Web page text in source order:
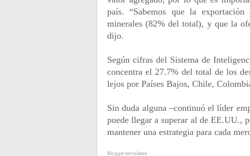
país. “Sabemos que la
minerales (82% del total), y que la
dijo.
Según cifras del Sistema de
concentra el 27.7% del total de los
lejos por Países Bajos, Chile,
Sin duda alguna –continuó el líder
puede llegar a superar al de EE.UU.,
mantener una estrategia para cada
Blogger templates